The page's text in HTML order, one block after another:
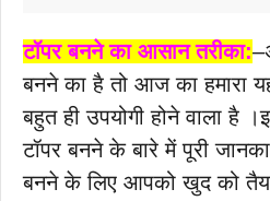
टॉपर बनने का आसान तरीका:
बनने का है तो आज का हमारा
बहुत ही उपयोगी होने वाला
टॉपर बनने के बारे में पूरी
बनने के लिए आपको खुद को